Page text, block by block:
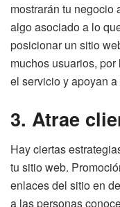
mostrarán tu negocio
algo asociado a lo
posicionar un sitio
muchos usuarios,
el servicio y apoyan
3. Atrae
Hay ciertas
tu sitio web.
enlaces del sitio en
a las personas